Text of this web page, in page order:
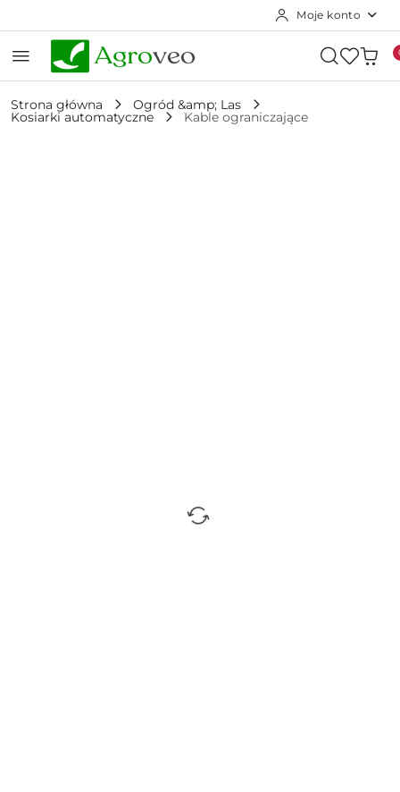
Moje konto
Strona główna Ogród &amp; Las
Kosiarki automatyczne Kable ograniczające